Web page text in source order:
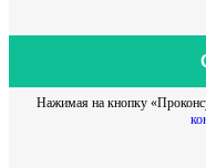
Нажимая на кнопку